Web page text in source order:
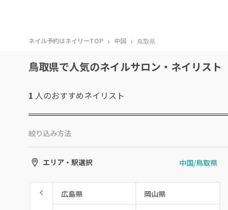
ネイル予約はネイリーTOP › 中国 › 鳥取県
鳥取県で人気のネイルサロン・ネイリスト
1 人のおすすめネイリスト
絞り込み方法
エリア・駅選択 中国/鳥取県
広島県 岡山県